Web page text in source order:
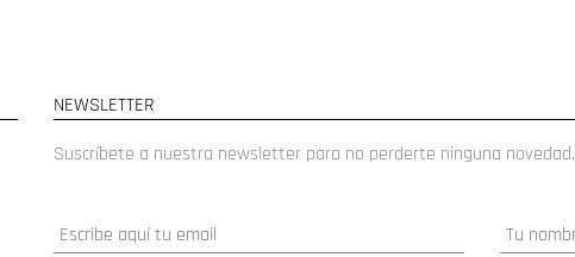
NEWSLETTER
Suscríbete a nuestra newsletter para no perderte ninguna novedad.